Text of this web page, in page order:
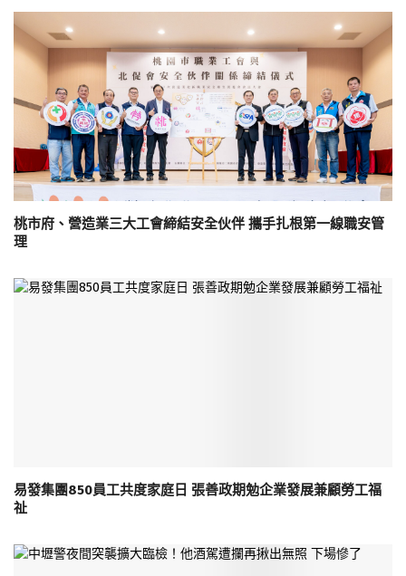
桃市府、營造業三大工會締結安全伙伴 攜手扎根第一線職安管
理
易發集團850員工共度家庭日 張善政期勉企業發展兼顧勞工福
祉